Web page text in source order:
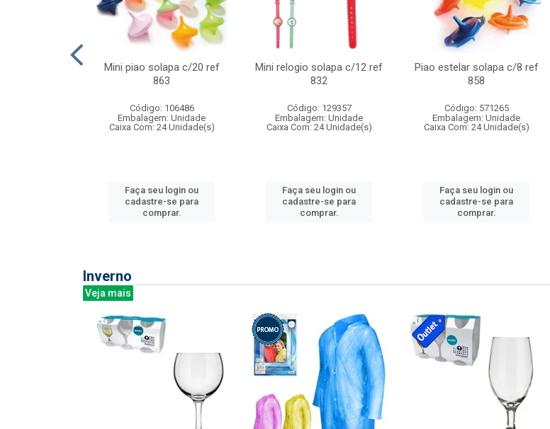
Mini piao solapa c/20 ref
863
Código: 106486
Embalagem: Unidade
Caixa Com: 24 Unidade(s)
Faça seu login ou
cadastre-se para
comprar.
Mini relogio solapa c/12 ref
832
Código: 129357
Embalagem: Unidade
Caixa Com: 24 Unidade(s)
Faça seu login ou
cadastre-se para
comprar.
Piao estelar solapa c/8 ref
858
Código: 571265
Embalagem: Unidade
Caixa Com: 24 Unidade(s)
Faça seu login ou
cadastre-se para
comprar.
Inverno
Veja mais